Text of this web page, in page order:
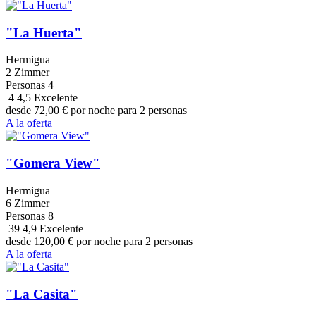
"La Huerta"
Hermigua
2 Zimmer
Personas 4
4 4,5 Excelente
desde 72,00 € por noche para 2 personas
A la oferta
"Gomera View"
Hermigua
6 Zimmer
Personas 8
39 4,9 Excelente
desde 120,00 € por noche para 2 personas
A la oferta
"La Casita"